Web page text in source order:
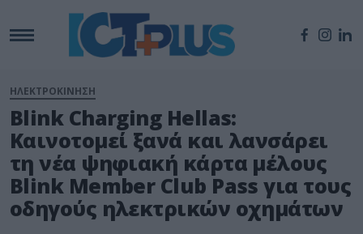
ΗΛΕΚΤΡΟΚΙΝΗΣΗ
Blink Charging Hellas:
Καινοτομεί ξανά και λανσάρει
τη νέα ψηφιακή κάρτα μέλους
Blink Member Club Pass για τους
οδηγούς ηλεκτρικών οχημάτων